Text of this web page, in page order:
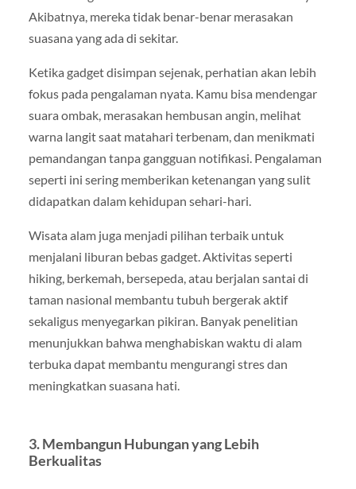
Akibatnya, mereka tidak benar-benar merasakan
suasana yang ada di sekitar.
Ketika gadget disimpan sejenak, perhatian akan lebih
fokus pada pengalaman nyata. Kamu bisa mendengar
suara ombak, merasakan hembusan angin, melihat
warna langit saat matahari terbenam, dan menikmati
pemandangan tanpa gangguan notifikasi. Pengalaman
seperti ini sering memberikan ketenangan yang sulit
didapatkan dalam kehidupan sehari-hari.
Wisata alam juga menjadi pilihan terbaik untuk
menjalani liburan bebas gadget. Aktivitas seperti
hiking, berkemah, bersepeda, atau berjalan santai di
taman nasional membantu tubuh bergerak aktif
sekaligus menyegarkan pikiran. Banyak penelitian
menunjukkan bahwa menghabiskan waktu di alam
terbuka dapat membantu mengurangi stres dan
meningkatkan suasana hati.
3. Membangun Hubungan yang Lebih
Berkualitas